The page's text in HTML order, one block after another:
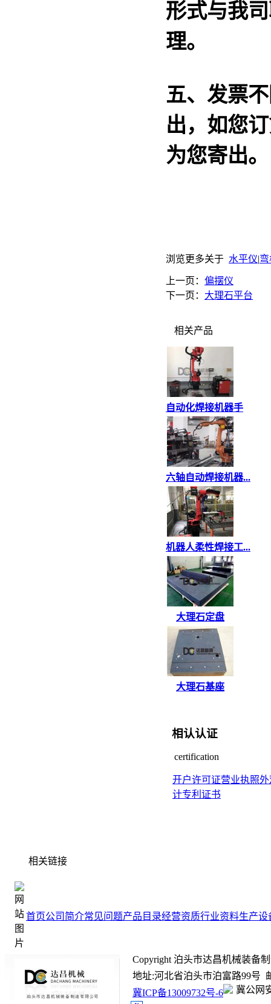
形式与我
理。
五、发票
出，如您
为您寄出。
浏览更多关于 水平仪|
上一页： 偏摆仪
下一页： 大理石平台
相关产品
自动化焊接机器手
六轴自动焊接机器...
机器人柔性焊接工...
大理石定盘
大理石基座
相认认证
certification
开户许可证营业执照外
计专利证书
相关链接
首页公司简介常见问题产品目录经营资质行业资料生产设
Copyright 泊头市达昌机械装备
地址:河北省泊头市泊富路99号
冀ICP备13009732号-6
冀公网